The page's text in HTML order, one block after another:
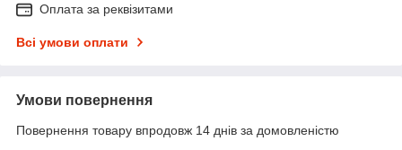
Оплата за реквізитами
Всі умови оплати
Умови повернення
Повернення товару впродовж 14 днів за домовленістю